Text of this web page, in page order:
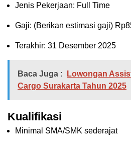
Jenis Pekerjaan: Full Time
Gaji: (Berikan estimasi gaji) Rp
Terakhir: 31 Desember 2025
Baca Juga :
Lowongan
Cargo Surakarta Tahun 2025
Kualifikasi
Minimal SMA/SMK sederajat